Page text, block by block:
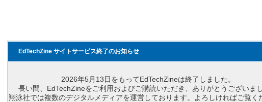
EdTechZine サイトサービス終了のお知らせ
2026年5月13日をもってEdTechZineは終了しました。
長い間、EdTechZineをご利用およびご購読いただき、ありがとうございまし
翔泳社では複数のデジタルメディアを運営しております。よろしければご覧く